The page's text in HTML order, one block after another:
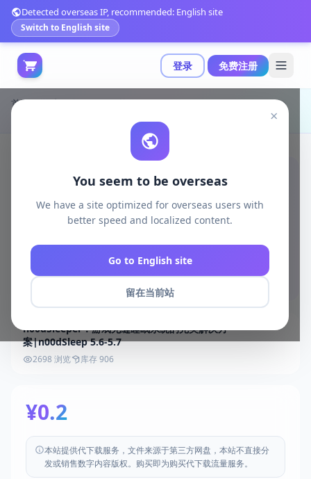
登录 免费注册
Detected overseas IP, recommended: English site
Switch to English site
×
You seem to be overseas
We have a site optimized for overseas users with
better speed and localized content.
Go to English site
留在当前站
首页 游戏开发 unreal资源
Unreal Engine Code Plugins
n00dSleeper：游戏无缝睡眠系统的完美解决方
案|n00dSleep 5.6-5.7
2698 浏览 库存 906
¥0.2
本站提供代下载服务，文件来源于第三方网盘，本站不直接分
发或销售数字内容版权。购买即为购买代下载流量服务。